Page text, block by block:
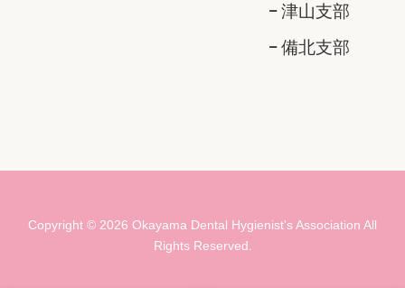
津山支部
備北支部
Copyright © 2026 Okayama Dental Hygienist's Association All
Rights Reserved.